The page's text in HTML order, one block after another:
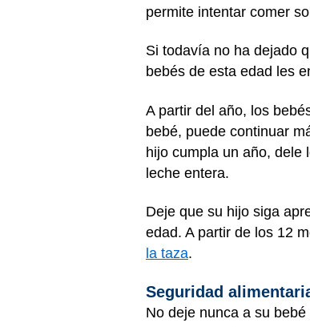
permite intentar comer
Si todavía no ha dejado
bebés de esta edad les
A partir del año, los
bebé, puede continuar
hijo cumpla un año, dele
leche entera.
Deje que su hijo siga
edad. A partir de los 12
la taza.
Seguridad
No deje nunca a su